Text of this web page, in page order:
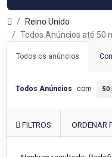
Reino Unido
Todos Anúncios até 50
Todos os anúncios
Todos Anúncios com 50
FILTROS ORDENAR